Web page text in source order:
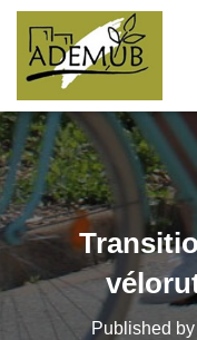
Published by